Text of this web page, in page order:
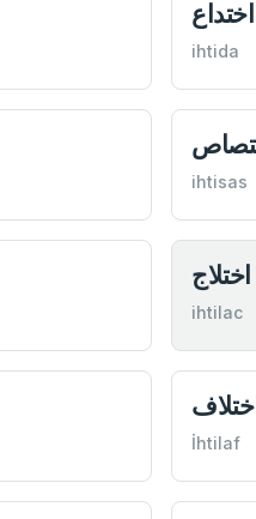
اختداع
ihtida
ihtisas
اختلاج
ihtilac
İhtilaf